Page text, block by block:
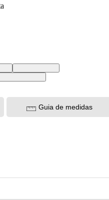
BRL USA | G BR
| GG BR
Guia de medidas